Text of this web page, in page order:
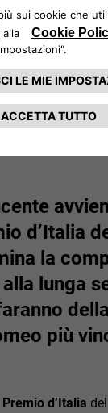
d’Italia
la
lunga
più
d’Italia del